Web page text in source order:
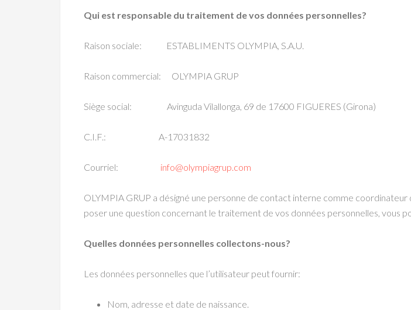
Qui est responsable du traitement de vos données personnelles?
Raison sociale: ESTABLIMENTS OLYMPIA, S.A.U.
Raison commercial: OLYMPIA GRUP
Siège social: Avinguda Vilallonga, 69 de 17600 FIGUERES (Girona)
C.I.F.: A-17031832
Courriel: info@olympiagrup.com
OLYMPIA GRUP a désigné une personne de contact interne comme coordinateur
poser une question concernant le traitement de vos données personnelles, vous
Quelles données personnelles collectons-nous?
Les données personnelles que l’utilisateur peut fournir:
Nom, adresse et date de naissance.